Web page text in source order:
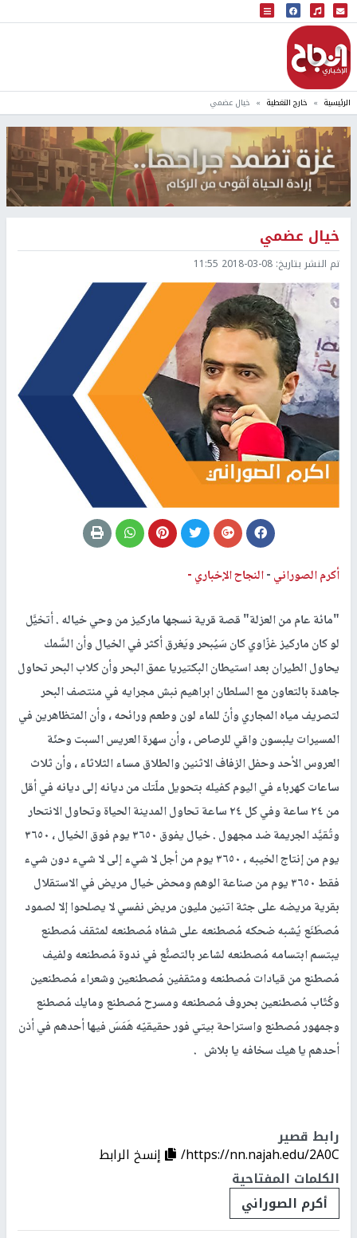
البث المباشر
إذاعة النجاح
الرئيسية خارج التغطية خيال عضمي
خيال عضمي
تم النشر بتاريخ: 2018-03-08 11:55
أكرم الصوراني-النجاح الإخباري -
"مائة عام من العزلة" قصة قرية نسجها ماركيز من وحي خياله . أتخيَّل
لو كان ماركيز غزّاوي كان سَيُبحر ويَغرق أكثر في الخيال وأن السَّمك
يحاول الطيران بعد استيطان البكتيريا عمق البحر وأن كلاب البحر تحاول
جاهدة بالتعاون مع السلطان ابراهيم نبش مجرايه في منتصف البحر
لتصريف مياه المجاري وأنّ للماء لون وطعم ورائحه ، وأن المتظاهرين في
المسيرات يلبسون واقي للرصاص ، وأن سهرة العريس السبت وحنّة
العروس الأحد وحفل الزفاف الاثنين والطلاق مساء الثلاثاء ، وأن ثلاث
ساعات كهرباء في اليوم كفيله بتحويل ملّتك من ديانه إلى ديانه في أقل
من ٢٤ ساعة وفي كل ٢٤ ساعة تحاول المدينة الحياة وتحاول الانتحار
وتُقيَّد الجريمة ضد مجهول . خيال يفوق ٣٦٥٠ يوم فوق الخيال ، ٣٦٥٠
يوم من إنتاج الخيبه ، ٣٦٥٠ يوم من أجل لا شيء إلى لا شيء دون شيء
فقط ٣٦٥٠ يوم من صناعة الوهم ومحض خيال مريض في الاستقلال
بقرية مريضه على جثة اتنين مليون مريض نفسي لا يصلحوا إلا لصمود
مُصطَنَع يُشبه ضحكه مُصطنعه على شفاه مُصطنعه لمثقف مُصطنع
يبتسم ابتسامه مُصطنعه لشاعر بالتصنُّع في ندوة مُصطنعه ولفيف
مُصطنع من قيادات مُصطنعه ومثقفين مُصطنعين وشعراء مُصطنعين
وكُتّاب مُصطنعين بحروف مُصطنعه ومسرح مُصطنع ومايك مُصطنع
وجمهور مُصطنع واستراحة بيتي فور حقيقيّه هَمَسَ فيها أحدهم في أذن
أحدهم يا هيك سخافه يا بلاش .
رابط قصير
https://nn.najah.edu/2A0C/
إنسخ الرابط
الكلمات المفتاحية
أكرم الصوراني